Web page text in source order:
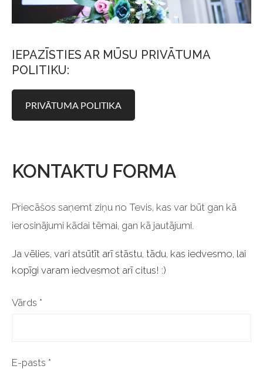
IEPAZĪSTIES AR MŪSU PRIVĀTUMA
POLITIKU:
PRIVĀTUMA POLITIKA
KONTAKTU FORMA
Priecāšos saņemt ziņu no Tevis, kas var būt gan kā
ierosinājumi kādai tēmai, gan kā jautājumi.
Ja vēlies, vari atsūtīt arī stāstu, tādu, kas iedvesmo, lai
kopīgi varam iedvesmot arī citus! :)
Vārds *
E-pasts *